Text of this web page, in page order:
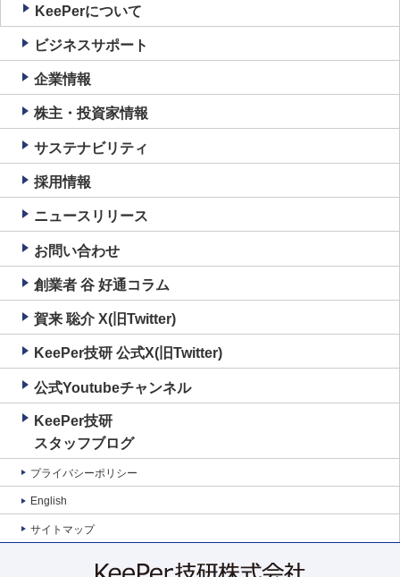
KeePerについて
ビジネスサポート
企業情報
株主・投資家情報
サステナビリティ
採用情報
ニュースリリース
お問い合わせ
創業者 谷 好通コラム
賀来 聡介 X(旧Twitter)
KeePer技研 公式X(旧Twitter)
公式Youtubeチャンネル
KeePer技研
スタッフブログ
プライバシーポリシー
English
サイトマップ